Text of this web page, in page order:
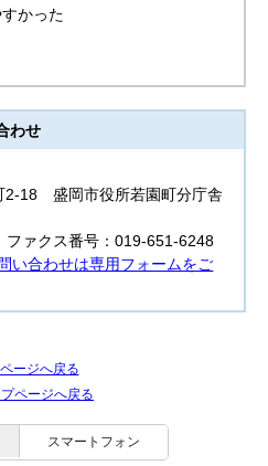
かった
わせ
18 盛岡市役所若園町分庁舎
ァクス番号：019-651-6248
い合わせは専用フォームをご
ージへ戻る
プページへ戻る
スマートフォン